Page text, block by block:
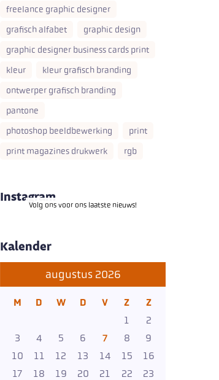
freelance graphic designer
grafisch alfabet graphic design
graphic designer business cards print
kleur kleur grafisch branding
ontwerper grafisch branding
pantone
photoshop beeldbewerking print
print magazines drukwerk rgb
InstagramVolg ons voor ons laatste nieuws!
Kalender
augustus 2026
M D W D V Z
Z
1
2
3
4 5 6 7 8
9
10
11 12 13 14 15
16
17
18 19 20 21 22
23